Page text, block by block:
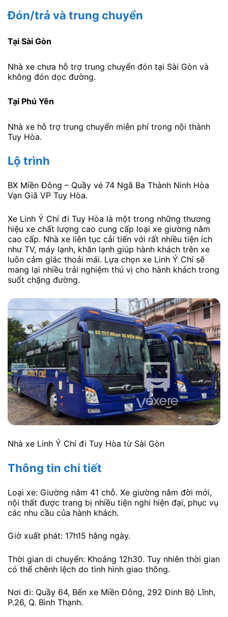
Đón/trả và trung chuyển
Tại Sài Gòn
Nhà xe chưa hỗ trợ trung chuyển đón tại Sài Gòn và
không đón dọc đường.
Tại Phú Yên
Nhà xe hỗ trợ trung chuyển miễn phí trong nội thành
Tuy Hòa.
Lộ trình
BX Miền Đông – Quầy vé 74 Ngã Ba Thành Ninh Hòa
Vạn Giã VP Tuy Hòa.
Xe Linh Ý Chí đi Tuy Hòa là một trong những thương
hiệu xe chất lượng cao cung cấp loại xe giường nằm
cao cấp. Nhà xe liên tục cải tiến với rất nhiều tiện ích
như TV, máy lạnh, khăn lạnh giúp hành khách trên xe
luôn cảm giác thoải mái. Lựa chọn xe Linh Ý Chí sẽ
mang lại nhiều trải nghiệm thú vị cho hành khách trong
suốt chặng đường.
Nhà xe Linh Ý Chí đi Tuy Hòa từ Sài Gòn
Thông tin chi tiết
Loại xe: Giường nằm 41 chỗ. Xe giường nằm đời mới,
nội thất được trang bị nhiều tiện nghi hiện đại, phục vụ
các nhu cầu của hành khách.
Giờ xuất phát: 17h15 hằng ngày.
Thời gian di chuyển: Khoảng 12h30. Tuy nhiên thời gian
có thể chênh lệch do tình hình giao thông.
Nơi đi: Quầy 64, Bến xe Miền Đông, 292 Đinh Bộ Lĩnh,
P.26, Q. Bình Thạnh.